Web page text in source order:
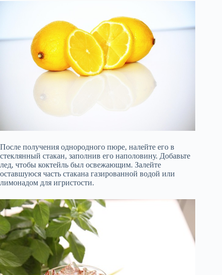
После получения однородного пюре, налейте его в
стеклянный стакан, заполнив его наполовину. Добавьте
лед, чтобы коктейль был освежающим. Залейте
оставшуюся часть стакана газированной водой или
лимонадом для игристости.